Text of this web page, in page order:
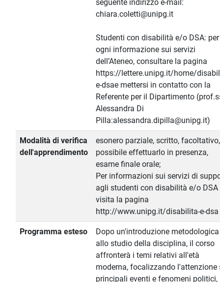
seguente indirizzo e-mail:
chiara.coletti@unipg.it
Studenti con disabilità e/o DSA: per
ogni informazione sui servizi
dell’Ateneo, consultare la pagina
https://lettere.unipg.it/home/
e-dsae mettersi in contatto con la
Referente per il Dipartimento
Alessandra Di
Pilla:alessandra.dipilla@unipg.it)
Modalità di verifica
dell'apprendimento
esonero parziale, scritto,
possibile effettuarlo in presenza,
esame finale orale;
Per informazioni sui servizi di
agli studenti con disabilità e/o DSA
visita la pagina
http://www.unipg.it/disabilita-e-dsa
Programma esteso
Dopo un'introduzione metodologica
allo studio della disciplina, il corso
affronterà i temi relativi all'età
moderna, focalizzando l'attenzione
principali eventi e fenomeni politici,